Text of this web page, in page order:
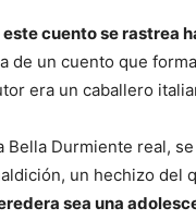
cuento se rastrea
de un cuento que
era un caballero
Bella Durmiente real,
un hechizo del
sea una